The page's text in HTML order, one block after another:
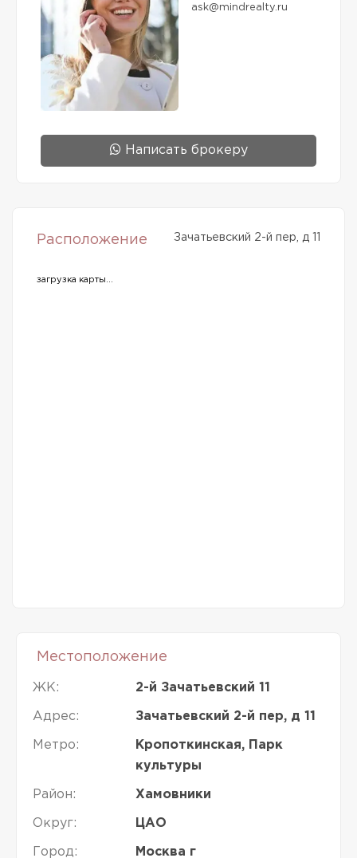
ask@mindrealty.ru
Написать брокеру
Расположение Зачатьевский 2-й пер, д 11
загрузка карты...
Местоположение
ЖК: 2-й Зачатьевский 11
Адрес: Зачатьевский 2-й пер, д 11
Метро:
Кропоткинская, Парк
культуры
Район: Хамовники
Округ: ЦАО
Город: Москва г